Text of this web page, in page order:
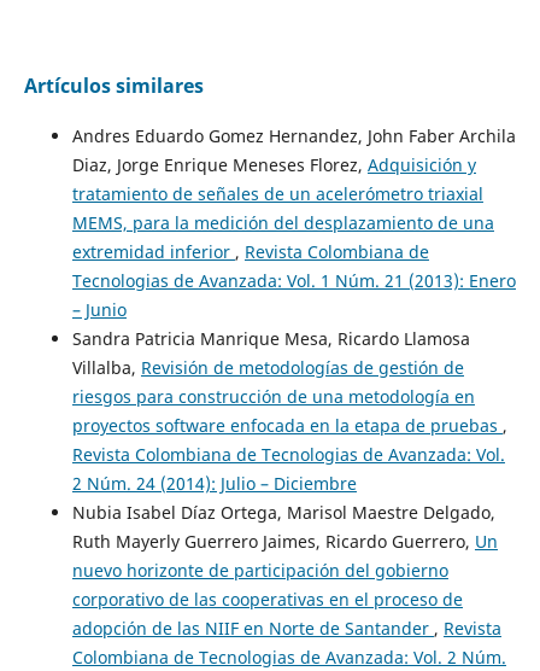
Artículos similares
Andres Eduardo Gomez Hernandez, John Faber Archila
Diaz, Jorge Enrique Meneses Florez, Adquisición y
tratamiento de señales de un acelerómetro triaxial
MEMS, para la medición del desplazamiento de una
extremidad inferior , Revista Colombiana de
Tecnologias de Avanzada: Vol. 1 Núm. 21 (2013): Enero
– Junio
Sandra Patricia Manrique Mesa, Ricardo Llamosa
Villalba, Revisión de metodologías de gestión de
riesgos para construcción de una metodología en
proyectos software enfocada en la etapa de pruebas ,
Revista Colombiana de Tecnologias de Avanzada: Vol.
2 Núm. 24 (2014): Julio – Diciembre
Nubia Isabel Díaz Ortega, Marisol Maestre Delgado,
Ruth Mayerly Guerrero Jaimes, Ricardo Guerrero, Un
nuevo horizonte de participación del gobierno
corporativo de las cooperativas en el proceso de
adopción de las NIIF en Norte de Santander , Revista
Colombiana de Tecnologias de Avanzada: Vol. 2 Núm.